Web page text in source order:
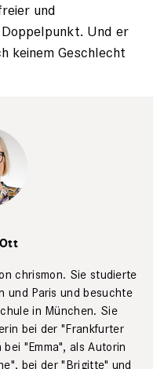
und
Und er
keinem Geschlecht
chrismon. Sie studierte
und Paris und besuchte
in München. Sie
bei der "Frankfurter
"Emma", als Autorin
bei der "Brigitte" und